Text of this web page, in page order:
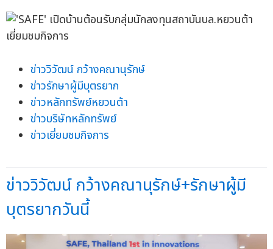
ข่าววิวัฒน์ กว้างคณานุรักษ์
ข่าวรักษาผู้มีบุตรยาก
ข่าวหลักทรัพย์หยวนต้า
ข่าวบริษัทหลักทรัพย์
ข่าวเยี่ยมชมกิจการ
ข่าววิวัฒน์ กว้างคณานุรักษ์+รักษาผู้มี
บุตรยากวันนี้